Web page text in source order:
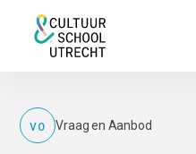
VO Vraag en Aanbod